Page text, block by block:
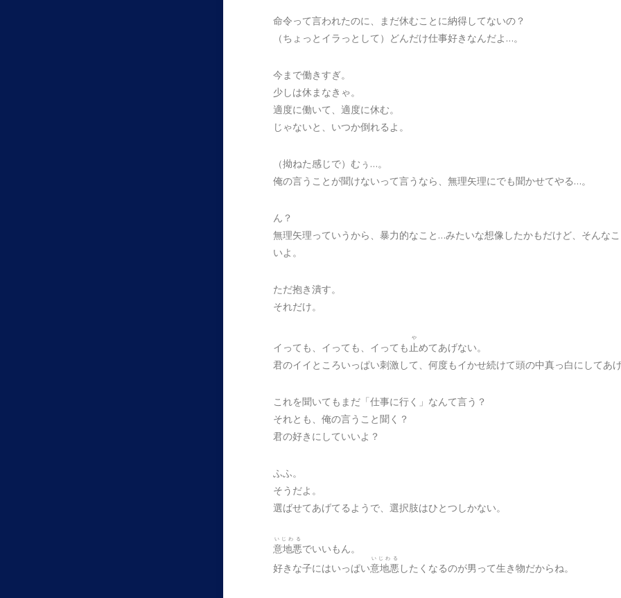
命令って言われたのに、まだ休むことに納得してないの？
（ちょっとイラっとして）どんだけ仕事好きなんだよ…。
今まで働きすぎ。
少しは休まなきゃ。
適度に働いて、適度に休む。
じゃないと、いつか倒れるよ。
（拗ねた感じで）むぅ…。
俺の言うことが聞けないって言うなら、無理矢理にでも聞かせてやる…。
ん？
無理矢理っていうから、暴力的なこと…みたいな想像したかもだけど、そんな
いよ。
ただ抱き潰す。
それだけ。
イっても、イっても、イっても 止
や
めてあげない。
君のイイところいっぱい刺激して、何度もイかせ続けて頭の中真っ白にしてあ
これを聞いてもまだ「仕事に行く」なんて言う？
それとも、俺の言うこと聞く？
君の好きにしていいよ？
ふふ。
そうだよ。
選ばせてあげてるようで、選択肢はひとつしかない。
意地悪
いじわる
でいいもん。
好きな子にはいっぱい意地悪
いじわる
したくなるのが男って生き物だからね。